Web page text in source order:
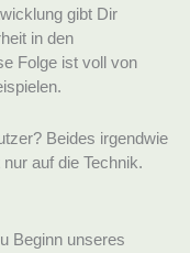
gibt Dir
in den
Folge ist voll von
Beides irgendwie
auf die Technik.
Beginn unseres